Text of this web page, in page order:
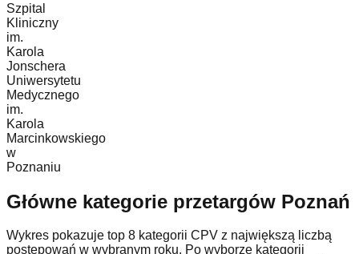
Szpital
Kliniczny
im.
Karola
Jonschera
Uniwersytetu
Medycznego
im.
Karola
Marcinkowskiego
w
Poznaniu
Główne kategorie przetargów Poznań
Wykres pokazuje top 8 kategorii CPV z największą liczbą
postępowań w wybranym roku. Po wyborze kategorii